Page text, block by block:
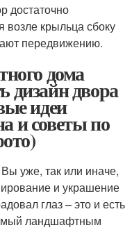
достаточно
возле крыльца сбоку
передвижению.
дома
дизайн двора
идеи
и советы по
уже, так или иначе,
и украшение
глаз – это и есть
ландшафтным